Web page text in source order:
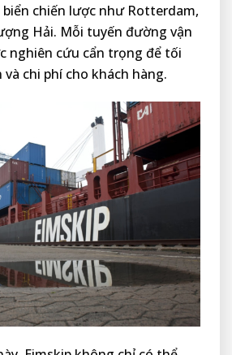
biển chiến lược như Rotterdam,
Hải. Mỗi tuyến đường vận
nghiên cứu cẩn trọng để tối
chi phí cho khách hàng.